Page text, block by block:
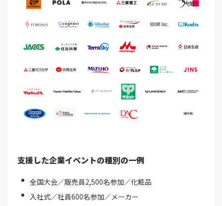
支援した企業イベントの種別の一例
全国大会／販売員2,500名参加／化粧品
入社式／社員600名参加／メーカー